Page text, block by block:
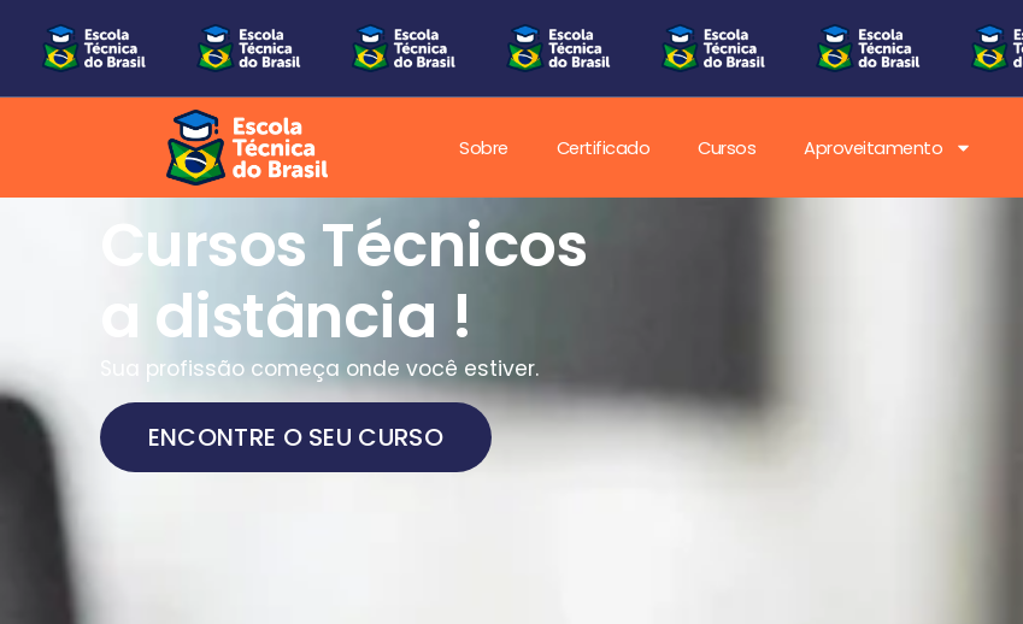
Sobre Certificado Cursos Aproveitamento
Uma nova era da
Educação Técnica no
Brasil!
Nova era da educação técnica, onde
aprender significa estar pronto para o